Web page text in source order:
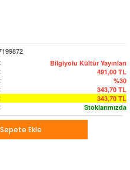
: Bilgiyolu Kültür Yayınları
: 491,00 TL
: %30
: 343,70 TL
: 343,70 TL
: Stoklarımızda
Sepete Ekle